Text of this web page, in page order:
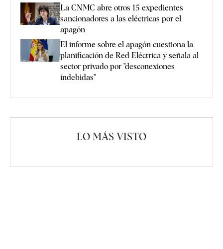
La CNMC abre otros 15 expedientes
sancionadores a las eléctricas por el
apagón
El informe sobre el apagón cuestiona la
planificación de Red Eléctrica y señala al
sector privado por "desconexiones
indebidas"
LO MÁS VISTO